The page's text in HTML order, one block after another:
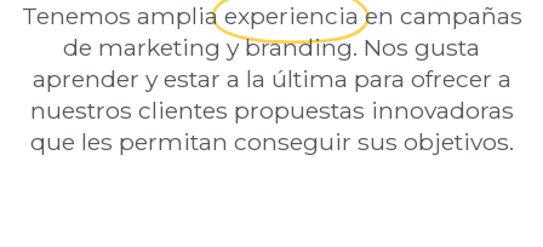
Tenemos amplia experiencia en campañas
de marketing y branding. Nos gusta
aprender y estar a la última para ofrecer a
nuestros clientes propuestas innovadoras
que les permitan conseguir sus objetivos.​